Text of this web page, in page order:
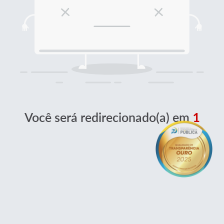
Você será redirecionado(a) em 1